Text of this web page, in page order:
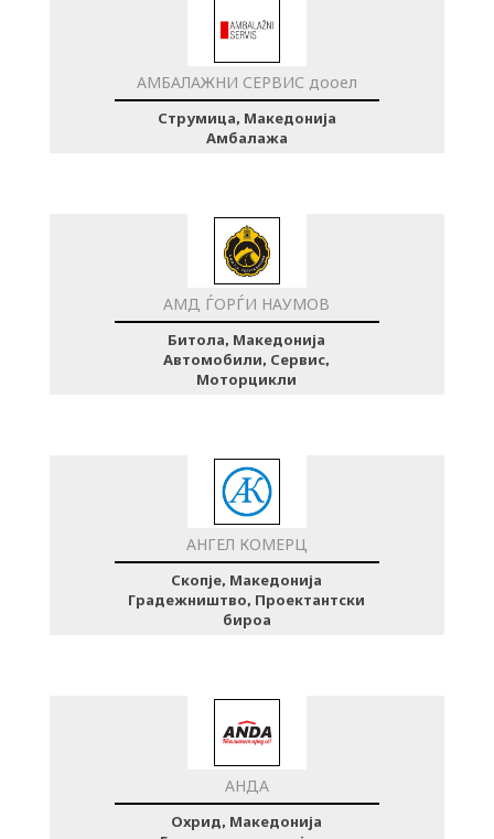
АМБАЛАЖНИ СЕРВИС дооел
Струмица, Македонија
Амбалажа
АМД ЃОРЃИ НАУМОВ
Битола, Македонија
Автомобили, Сервис,
Моторцикли
АНГЕЛ КОМЕРЦ
Скопје, Македонија
Градежништво, Проектантски
бироа
АНДА
Охрид, Македонија